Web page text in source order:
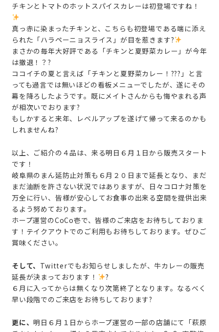
チキンとトマトのホットスパイスカレーは初登場ですね！
真っ赤に染まったチキンと、こちらも初登場である端に添え
られた「ハラペーニョスライス」が目を惹きます?
まさかの毎年大好評である「チキンと夏野菜カレー」が今年
は撤退！？?
ココイチの夏と言えば「チキンと夏野菜カレー！???」と言
っても過言では無いほどの看板メニューでしたが、遂にその
幕を降ろしたようです。既にメイトさんからも悔やまれる声
が相次いでおります?
もしかすると来年、レベルアップを遂げて帰って来るのかも
しれませんね?
以上、ご紹介の４品は、来る明日６月１日から販売スタート
です！
岐阜県のまん延防止対策も６月２０日まで延長となり、まだ
まだ油断を許さない状況ではありますが、日々コロナ対策を
万全に行い、皆様が安心してお食事の出来る空間を提供出来
るよう努めております。
ホープ運営のCoCo壱で、皆様のご来店をお待ちしておりま
す！テイクアウトでのご利用もお待ちしております。ぜひご
賞味ください。
そして、 Twitterでもお知らせしましたが、牛カレーの販売
延長が決まっております！
?
６月に入ってからは無くなり次第終了となります。なるべく
早い段階でのご来店をお待ちしております?
更に、明日６月１日からホープ運営の一部の店舗にて「萩原